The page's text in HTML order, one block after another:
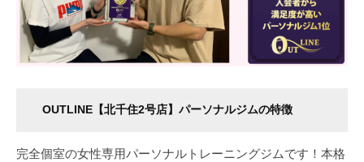
OUTLINE【北千住2号店】パーソナルジムの特徴
完全個室の女性専用パーソナルトレーニングジムです！本格